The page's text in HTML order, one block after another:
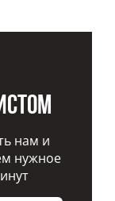
нам и
нужное